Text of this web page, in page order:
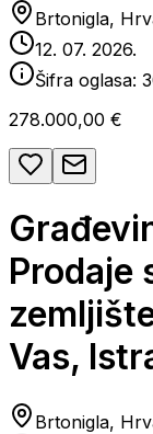
Brtonigla,
12. 07. 2026.
Šifra oglasa:
278.000,00 €
Prodaje
Vas,
Brtonigla,